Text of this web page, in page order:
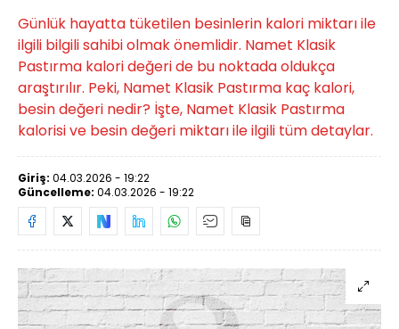
Günlük hayatta tüketilen besinlerin kalori miktarı ile
ilgili bilgili sahibi olmak önemlidir. Namet Klasik
Pastırma kalori değeri de bu noktada oldukça
araştırılır. Peki, Namet Klasik Pastırma kaç kalori,
besin değeri nedir? İşte, Namet Klasik Pastırma
kalorisi ve besin değeri miktarı ile ilgili tüm detaylar.
Giriş: 04.03.2026 - 19:22
Güncelleme: 04.03.2026 - 19:22